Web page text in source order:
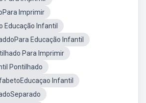
Imprimir
Educação Infantil
Educação Infantil
Para Imprimir
Pontilhado
Infantil